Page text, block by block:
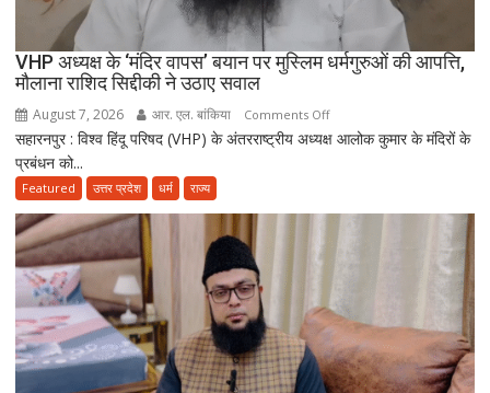
VHP अध्यक्ष के ‘मंदिर वापस’ बयान पर मुस्लिम धर्मगुरुओं की आपत्ति,
मौलाना राशिद सिद्दीकी ने उठाए सवाल
August 7, 2026 आर. एल. बांकिया Comments Offon
VHP
‘मंदिर
बयान
मुस्लिम
धर्मगुरुओं
की
आपत्ति,
सहारनपुर : विश्व हिंदू परिषद (VHP) के अंतरराष्ट्रीय अध्यक्ष आलोक कुमार के मंदिरों के
प्रबंधन को...
Featured उत्तर प्रदेश धर्म राज्य